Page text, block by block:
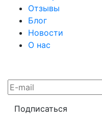
Отзывы
Блог
Новости
О нас